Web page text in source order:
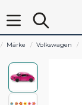
Märke Volkswagen